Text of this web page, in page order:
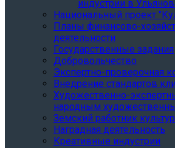
индустрии в
Национальный проект
Планы финансово-
деятельности
Государственные задания
Добровольчество
Экспертно-проверочная
Внедрение стандартов
Художественно-
народным
Земский работник
Наградная деятельность
Креативные индустрии